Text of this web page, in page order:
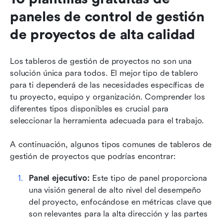
paneles de control de gestión
de proyectos de alta calidad
Los tableros de gestión de proyectos no son una
solución única para todos. El mejor tipo de tablero
para ti dependerá de las necesidades específicas de
tu proyecto, equipo y organización. Comprender los
diferentes tipos disponibles es crucial para
seleccionar la herramienta adecuada para el trabajo.
A continuación, algunos tipos comunes de tableros de
gestión de proyectos que podrías encontrar:
Panel ejecutivo: Este tipo de panel proporciona
una visión general de alto nivel del desempeño
del proyecto, enfocándose en métricas clave que
son relevantes para la alta dirección y las partes